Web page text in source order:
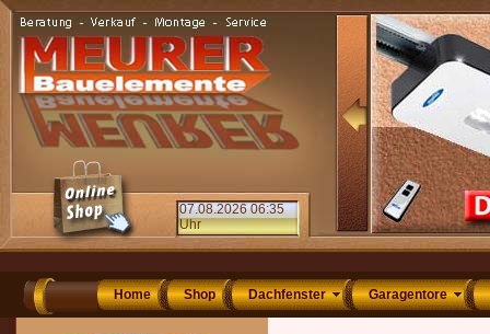
07.08.2026 06:35
Uhr
Home Shop Dachfenster Garagentore